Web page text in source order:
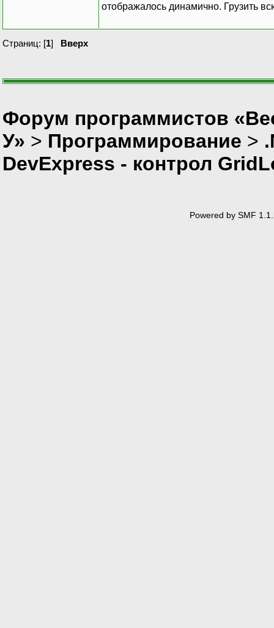
отображалось динамично. Грузить
Страниц: [1] Вверх
Форум программистов
У» > Программирование >
DevExpress - контрол
Powered by SMF